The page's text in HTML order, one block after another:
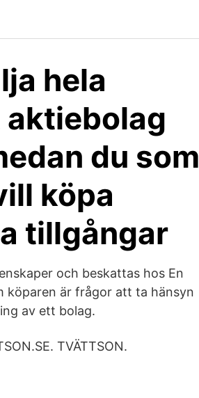
hela
aktiebolag
du som
köpa
tillgångar
och beskattas hos En
köparen är frågor att ta hänsyn
av ett bolag.
TVÄTTSON.